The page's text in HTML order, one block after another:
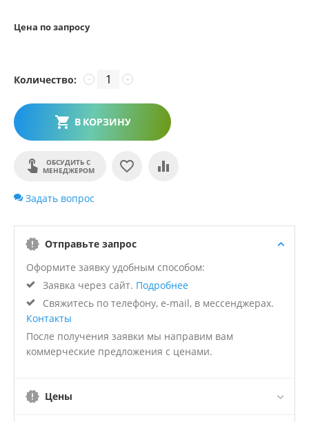
Цена по запросу
Количество: +
−
В КОРЗИНУ
ОБСУДИТЬ С
МЕНЕДЖЕРОМ
Задать вопрос
Отправьте запрос
Оформите заявку удобным способом:
Заявка через сайт. Подробнее
Свяжитесь по телефону, e-mail, в мессенджерах.
Контакты
После получения заявки мы направим вам
коммерческие предложения с ценами.
Цены